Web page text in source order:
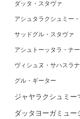
ダッタ・スタヴァ
アシュタラクシュミー
サッドグル・スタヴァ
アシュトーッタラ・ナ
ヴィシュヌ・サハスラ
グル・ギーター
ジャヤラクシュミー
ダッタヨーガミュー